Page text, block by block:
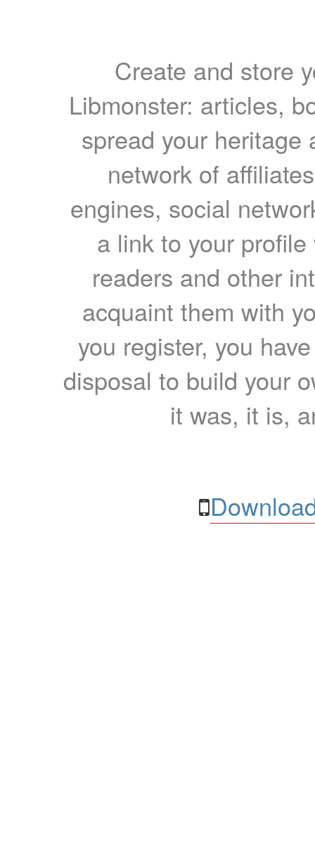
Create and store
Libmonster: articles,
spread your heritage
network of
engines, social
a link to your
readers and other
acquaint them with
you register, you
disposal to build your
it was, it is,